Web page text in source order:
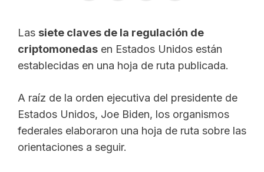
Las siete claves de la regulación de
criptomonedas en Estados Unidos están
establecidas en una hoja de ruta publicada.
A raíz de la orden ejecutiva del presidente de
Estados Unidos, Joe Biden, los organismos
federales elaboraron una hoja de ruta sobre las
orientaciones a seguir.